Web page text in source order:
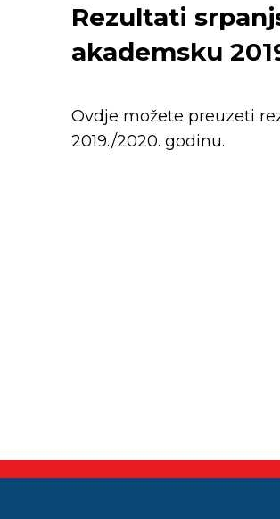
Rezultati
akademsku
Ovdje možete preuzeti
2019./2020. godinu.